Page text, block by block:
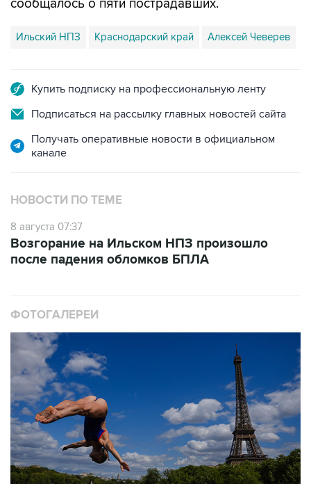
Ильский НПЗ Краснодарский край Алексей Чеверев
Подписаться на рассылку главных новостей сайта
Получать оперативные новости в официальном
НОВОСТИ ПО ТЕМЕ
8 августа 07:37
после падения обломков БПЛА
10